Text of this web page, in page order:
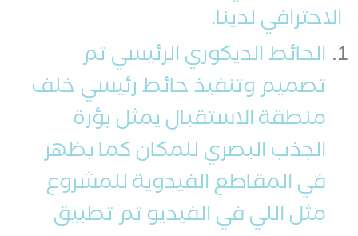
الاحترافي لدينا.
الحائط الديكوري الرئيسي تم
تصميم وتنفيذ حائط رئيسي خلف
منطقة الاستقبال يمثل بؤرة
الجذب البصري للمكان كما يظهر
في المقاطع الفيدوية للمشروع
مثل اللي في الفيديو تم تطبيق